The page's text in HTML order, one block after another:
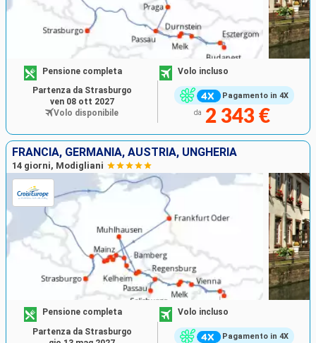
Pagamento in 4X
Pensione completa Volo incluso
da 2 343 €
Partenza da Strasburgo
ven 08 ott 2027
Volo disponibile
FRANCIA, GERMANIA, AUSTRIA, UNGHERIA
14 giorni, Modigliani
Pagamento in 4X
Pensione completa
Volo incluso
Partenza da Strasburgo